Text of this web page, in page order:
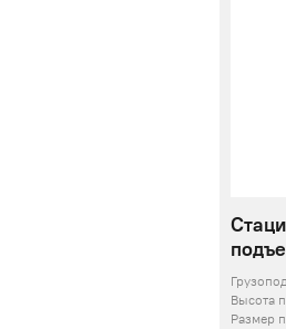
Высота
Размер